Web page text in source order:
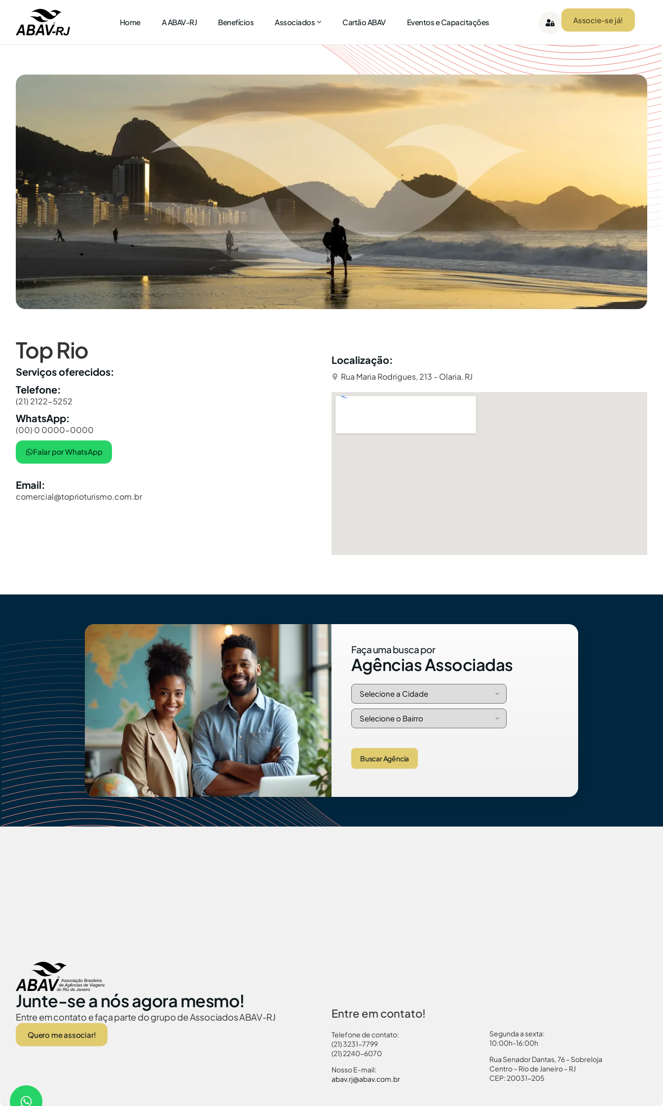
Home A ABAV-RJ Benefícios Associados Cartão ABAV Eventos e Capacitações Associe-se já!
Top Rio
Serviços oferecidos:
Telefone:
(21) 2122-5252
WhatsApp:
(00) 0 0000-0000
Falar por WhatsApp
Email:
comercial@toprioturismo.com.br
Localização:
Rua Maria Rodrigues, 213 - Olaria, RJ
Faça uma busca por
Agências Associadas
Buscar Agência
Junte-se a nós agora mesmo!
Entre em contato e faça parte do grupo de Associados ABAV-RJ
Quero me associar!
Entre em contato!
Telefone de contato:
(21) 3231-7799
(21) 2240-6070
Nosso E-mail:
abav.rj@abav.com.br
Segunda a sexta:
10:00h-16:00h
Rua Senador Dantas, 76 – Sobreloja
Centro – Rio de Janeiro – RJ
CEP: 20031-205
Autorização Menores
© 2026 Abav-RJ. Todos os direitos reservados